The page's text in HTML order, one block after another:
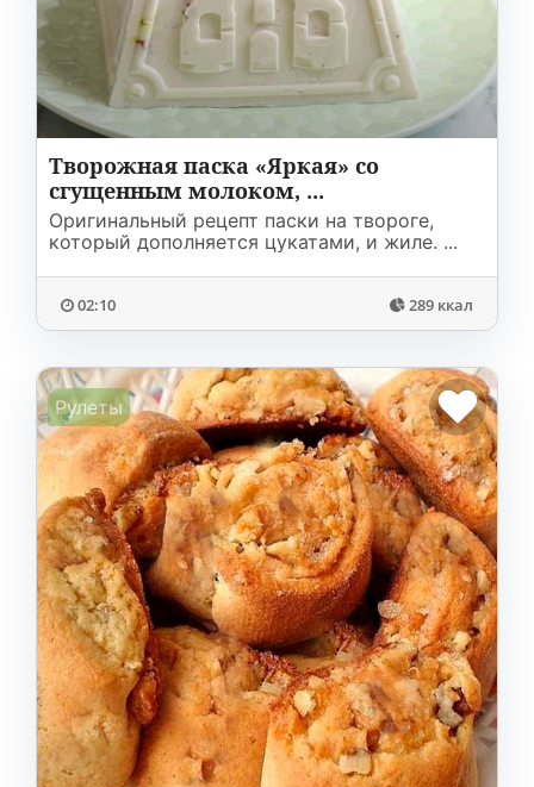
Соусы
На ужин
Мультиварка
Мясорубка
Холодильник
Творожная паска «Яркая» со
сгущенным молоком, ...
Оригинальный рецепт паски на твороге,
который дополняется цукатами, и жиле. ...
02:10 289 ккал
Рулеты